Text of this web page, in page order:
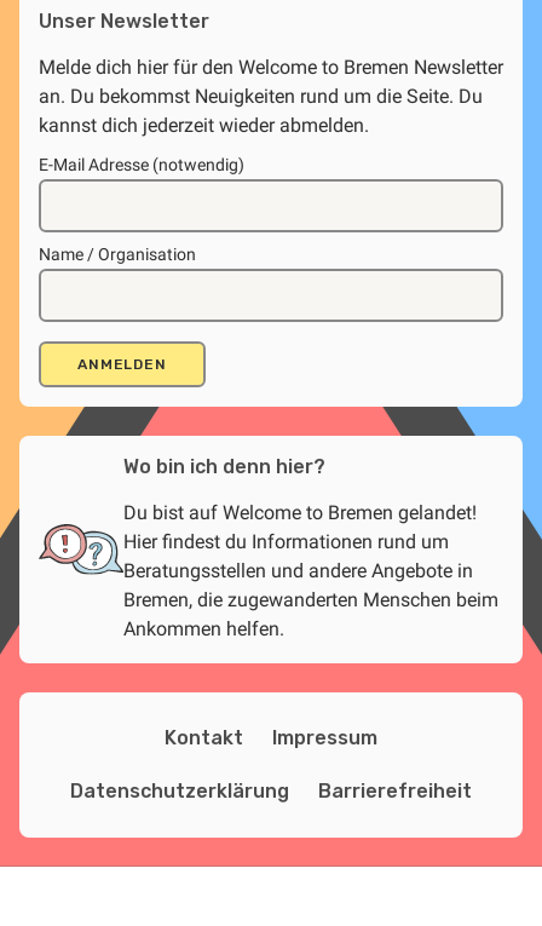
Unser Newsletter
Melde dich hier für den Welcome to Bremen Newsletter
an. Du bekommst Neuigkeiten rund um die Seite. Du
kannst dich jederzeit wieder abmelden.
E-Mail Adresse (notwendig)
Name / Organisation
Wo bin ich denn hier?
Du bist auf Welcome to Bremen gelandet!
Hier findest du Informationen rund um
Beratungsstellen und andere Angebote in
Bremen, die zugewanderten Menschen beim
Ankommen helfen.
Kontakt Impressum
Datenschutzerklärung Barrierefreiheit